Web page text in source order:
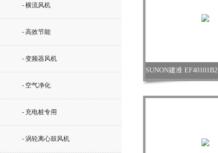
- 横流风机
- 高效节能
- 变频器风机
- 空气净化
- 充电桩专用
- 涡轮离心鼓风机